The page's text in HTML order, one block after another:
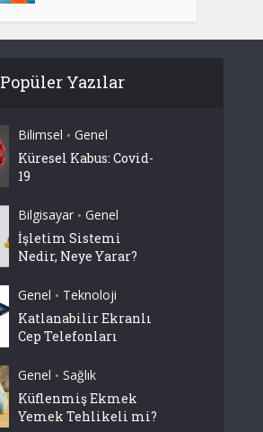
Popüler Yazılar
Bilimsel • Genel
Küresel Kabus: Covid-
19
Bilgisayar • Genel
İşletim Sistemi
Nedir, Neye Yarar?
Genel • Teknoloji
Katlanabilir Ekranlı
Cep Telefonları
Genel • Sağlık
Küflenmiş Ekmek
Yemek Tehlikeli mi?